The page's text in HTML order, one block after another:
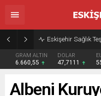
Eskişehir Sağlık
GRAM ALTIN
6.660,55
DOLAR
47,7111
Albeni